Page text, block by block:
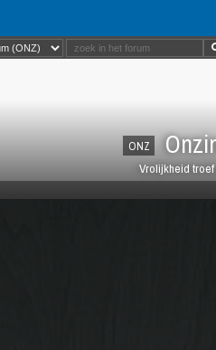
ONZ
Vrolijkheid